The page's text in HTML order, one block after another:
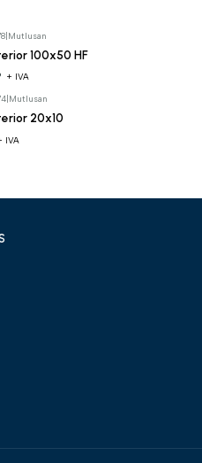
| Mutlusan
100x50 HF
+ IVA
| Mutlusan
20x10
IVA